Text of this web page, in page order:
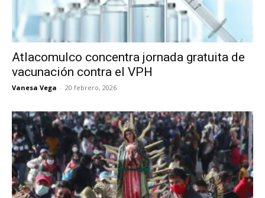
Atlacomulco concentra jornada gratuita de
vacunación contra el VPH
Vanesa Vega - 20 febrero, 2026